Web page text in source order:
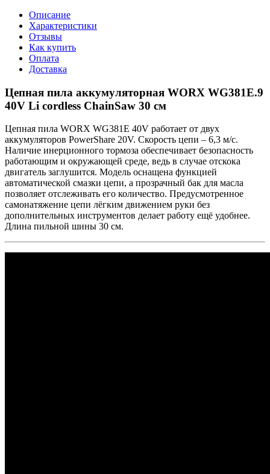
Описание
Характеристики
Отзывы
Как купить
Оплата
Доставка
Цепная пила аккумуляторная WORX WG381E.9
40V Li cordless ChainSaw 30 см
Цепная пила WORX WG381E 40V работает от двух
аккумуляторов PowerShare 20V. Скорость цепи – 6,3 м/с.
Наличие инерционного тормоза обеспечивает безопасность
работающим и окружающей среде, ведь в случае отскока
двигатель заглушится. Модель оснащена функцией
автоматической смазки цепи, а прозрачный бак для масла
позволяет отслеживать его количество. Предусмотренное
самонатяжение цепи лёгким движением руки без
дополнительных инструментов делает работу ещё удобнее.
Длина пильной шины 30 см.